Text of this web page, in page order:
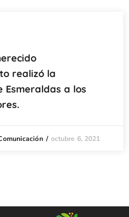
realizó la
Esmeraldas a los
octubre 6, 2021